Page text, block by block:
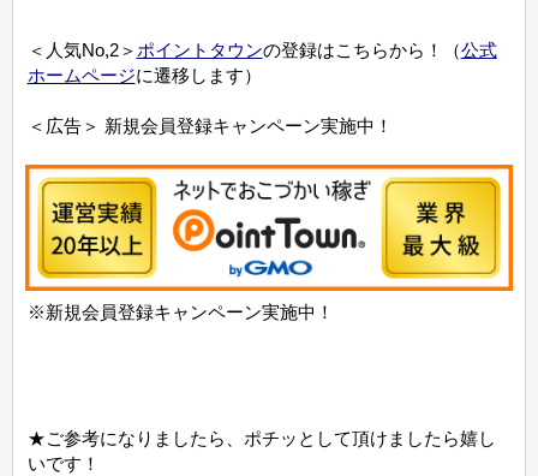
＜人気No,2＞ ポイントタウンの登録はこちらから！（公式
ホームページに遷移します）
＜広告＞ 新規会員登録キャンペーン実施中！
※新規会員登録キャンペーン実施中！
★ご参考になりましたら、ポチッとして頂けましたら嬉し
いです！